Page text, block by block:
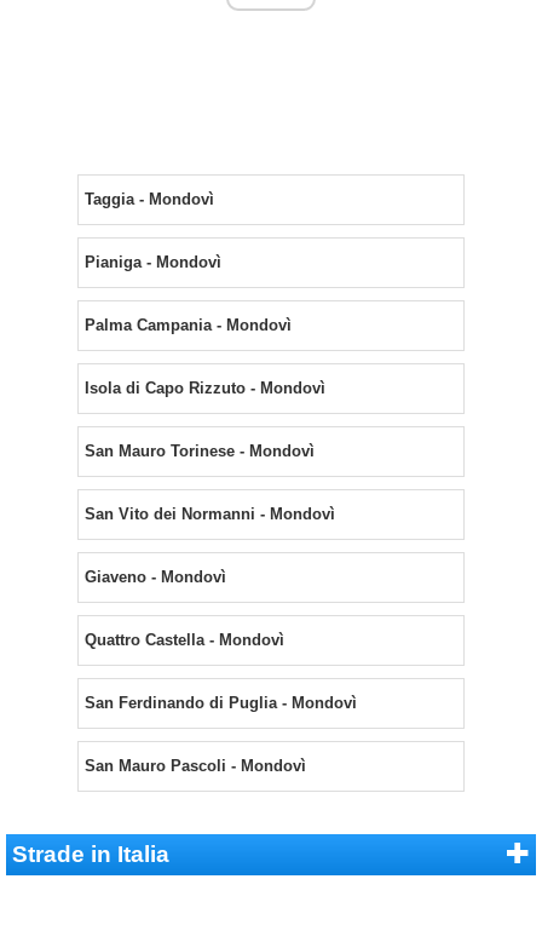
Taggia - Mondovì
Pianiga - Mondovì
Palma Campania - Mondovì
Isola di Capo Rizzuto - Mondovì
San Mauro Torinese - Mondovì
San Vito dei Normanni - Mondovì
Giaveno - Mondovì
Quattro Castella - Mondovì
San Ferdinando di Puglia - Mondovì
San Mauro Pascoli - Mondovì
Strade in Italia